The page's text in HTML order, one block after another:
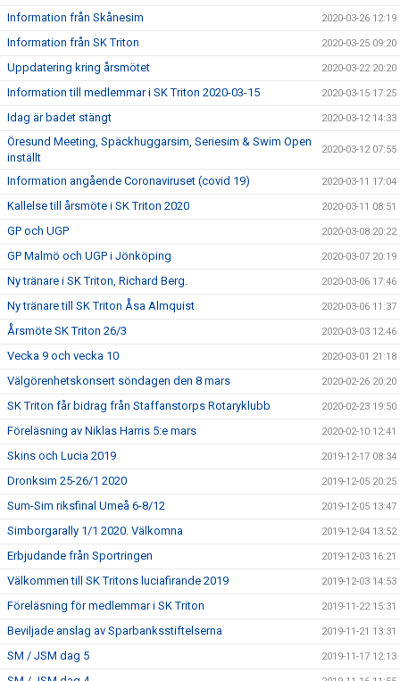
Information från Skånesim 2020-03-26 12:19
Information från SK Triton 2020-03-25 09:20
Uppdatering kring årsmötet 2020-03-22 20:20
Information till medlemmar i SK Triton 2020-03-15 2020-03-15 17:25
Idag är badet stängt 2020-03-12 14:33
Öresund Meeting, Späckhuggarsim, Seriesim & Swim Open
inställt
2020-03-12 07:55
Information angående Coronaviruset (covid 19) 2020-03-11 17:04
Kallelse till årsmöte i SK Triton 2020 2020-03-11 08:51
GP och UGP 2020-03-08 20:22
GP Malmö och UGP i Jönköping 2020-03-07 20:19
Ny tränare i SK Triton, Richard Berg. 2020-03-06 17:46
Ny tränare till SK Triton Åsa Almquist 2020-03-06 11:37
Årsmöte SK Triton 26/3 2020-03-03 12:46
Vecka 9 och vecka 10 2020-03-01 21:18
Välgörenhetskonsert söndagen den 8 mars 2020-02-26 20:20
SK Triton får bidrag från Staffanstorps Rotaryklubb 2020-02-23 19:50
Föreläsning av Niklas Harris 5:e mars 2020-02-10 12:41
Skins och Lucia 2019 2019-12-17 08:34
Dronksim 25-26/1 2020 2019-12-05 20:25
Sum-Sim riksfinal Umeå 6-8/12 2019-12-05 13:47
Simborgarally 1/1 2020. Välkomna 2019-12-04 13:52
Erbjudande från Sportringen 2019-12-03 16:21
Välkommen till SK Tritons luciafirande 2019 2019-12-03 14:53
Föreläsning för medlemmar i SK Triton 2019-11-22 15:31
Beviljade anslag av Sparbanksstiftelserna 2019-11-21 13:31
SM / JSM dag 5 2019-11-17 12:13